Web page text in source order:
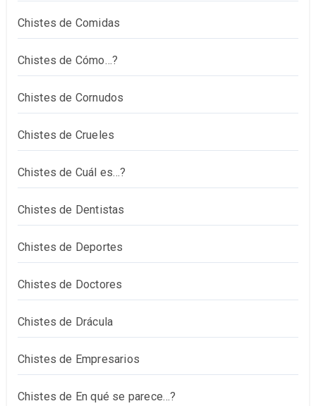
Chistes de Comidas
Chistes de Cómo…?
Chistes de Cornudos
Chistes de Crueles
Chistes de Cuál es…?
Chistes de Dentistas
Chistes de Deportes
Chistes de Doctores
Chistes de Drácula
Chistes de Empresarios
Chistes de En qué se parece…?